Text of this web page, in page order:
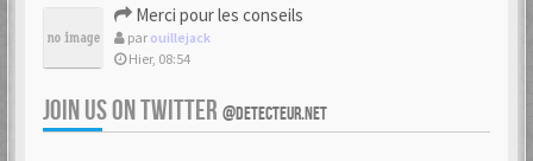
Merci pour les conseils
par ouillejack
Hier, 08:54
JOIN US ON TWITTER @DETECTEUR.NET